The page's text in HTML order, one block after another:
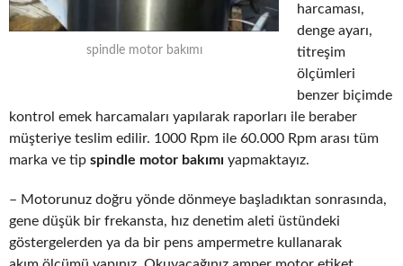
spindle motor bakımı
harcaması,
denge ayarı,
titreşim
ölçümleri
benzer biçimde
kontrol emek harcamaları yapılarak raporları ile beraber
müşteriye teslim edilir. 1000 Rpm ile 60.000 Rpm arası tüm
marka ve tip spindle motor bakımı yapmaktayız.
– Motorunuz doğru yönde dönmeye başladıktan sonrasında,
gene düşük bir frekansta, hız denetim aleti üstündeki
göstergelerden ya da bir pens ampermetre kullanarak